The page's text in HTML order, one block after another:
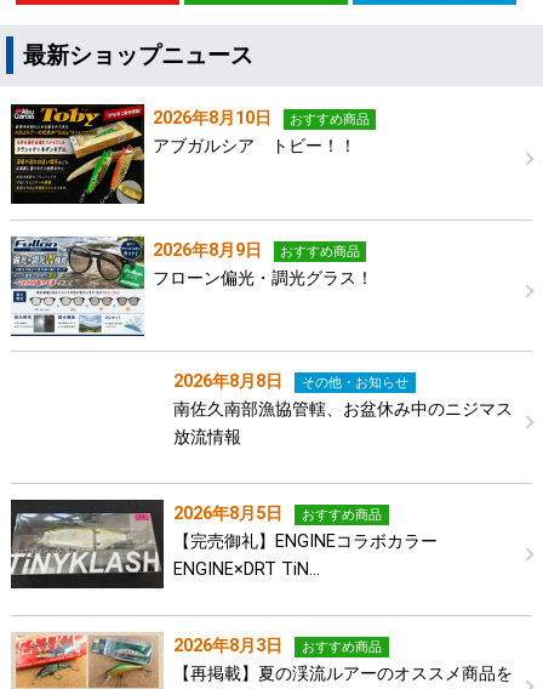
最新ショップニュース
2026年8月10日 おすすめ商品
アブガルシア トビー！！
2026年8月9日 おすすめ商品
フローン偏光・調光グラス！
2026年8月8日 その他・お知らせ
南佐久南部漁協管轄、お盆休み中のニジマス
放流情報
2026年8月5日 おすすめ商品
【完売御礼】ENGINEコラボカラー
ENGINE×DRT TiN…
2026年8月3日 おすすめ商品
【再掲載】夏の渓流ルアーのオススメ商品を